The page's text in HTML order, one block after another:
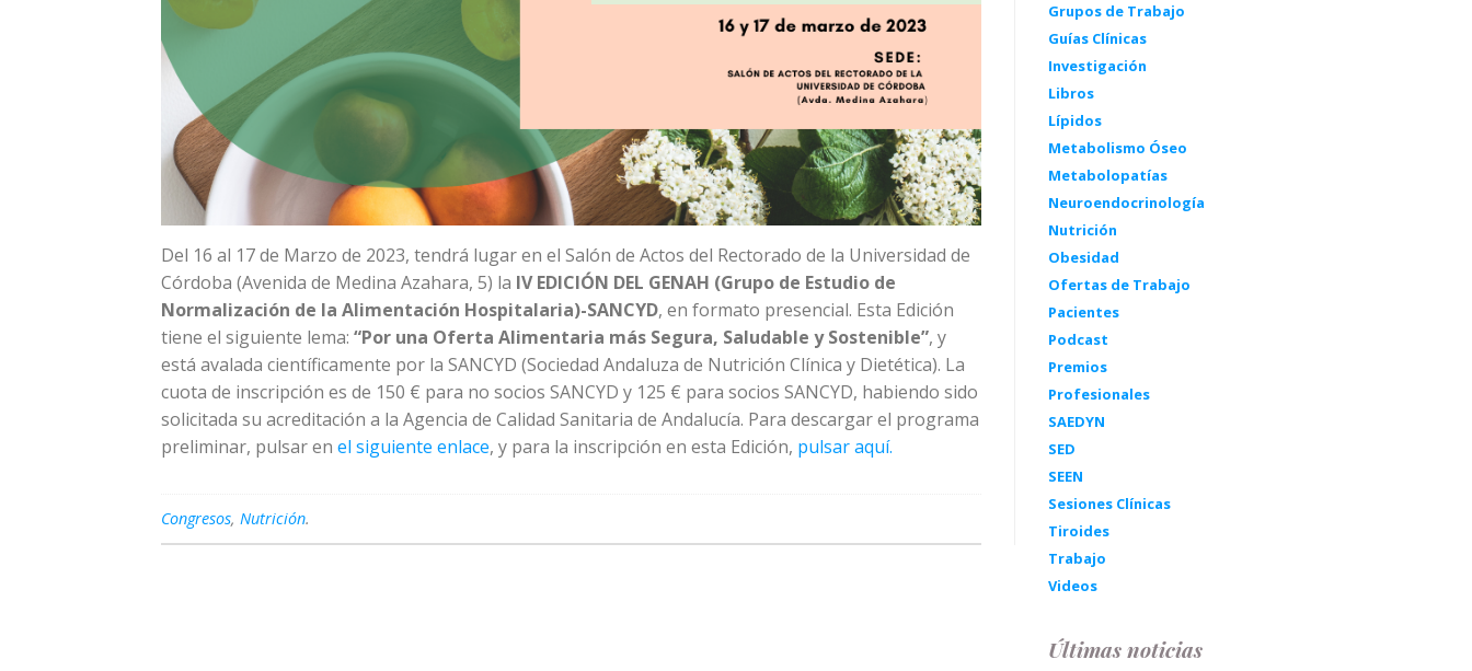
Del 16 al 17 de Marzo de 2023, tendrá lugar en el Salón de Actos del Rectorado de la Universidad de
Córdoba (Avenida de Medina Azahara, 5) la IV EDICIÓN DEL GENAH (Grupo de Estudio de
Normalización de la Alimentación Hospitalaria)-SANCYD, en formato presencial. Esta Edición
tiene el siguiente lema: “Por una Oferta Alimentaria más Segura, Saludable y Sostenible”, y
está avalada científicamente por la SANCYD (Sociedad Andaluza de Nutrición Clínica y Dietética). La
cuota de inscripción es de 150 € para no socios SANCYD y 125 € para socios SANCYD, habiendo sido
solicitada su acreditación a la Agencia de Calidad Sanitaria de Andalucía. Para descargar el programa
preliminar, pulsar en el siguiente enlace, y para la inscripción en esta Edición, pulsar aquí.
Congresos, Nutrición.
Grupos de Trabajo
Guías Clínicas
Investigación
Libros
Lípidos
Metabolismo Óseo
Metabolopatías
Neuroendocrinología
Nutrición
Obesidad
Ofertas de Trabajo
Pacientes
Podcast
Premios
Profesionales
SAEDYN
SED
SEEN
Sesiones Clínicas
Tiroides
Trabajo
Videos
Últimas noticias